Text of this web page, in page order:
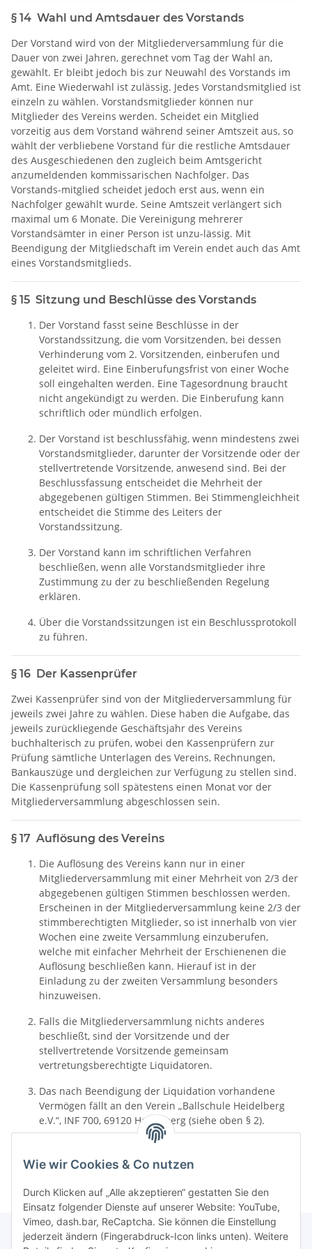
§ 14 Wahl und Amtsdauer des Vorstands
Der Vorstand wird von der Mitgliederversammlung für die
Dauer von zwei Jahren, gerechnet vom Tag der Wahl an,
gewählt. Er bleibt jedoch bis zur Neuwahl des Vorstands im
Amt. Eine Wiederwahl ist zulässig. Jedes Vorstandsmitglied ist
einzeln zu wählen. Vorstandsmitglieder können nur
Mitglieder des Vereins werden. Scheidet ein Mitglied
vorzeitig aus dem Vorstand während seiner Amtszeit aus, so
wählt der verbliebene Vorstand für die restliche Amtsdauer
des Ausgeschiedenen den zugleich beim Amtsgericht
anzumeldenden kommissarischen Nachfolger. Das
Vorstands-mitglied scheidet jedoch erst aus, wenn ein
Nachfolger gewählt wurde. Seine Amtszeit verlängert sich
maximal um 6 Monate. Die Vereinigung mehrerer
Vorstandsämter in einer Person ist unzu-lässig. Mit
Beendigung der Mitgliedschaft im Verein endet auch das Amt
eines Vorstandsmitglieds.
§ 15 Sitzung und Beschlüsse des Vorstands
Der Vorstand fasst seine Beschlüsse in der
Vorstandssitzung, die vom Vorsitzenden, bei dessen
Verhinderung vom 2. Vorsitzenden, einberufen und
geleitet wird. Eine Einberufungsfrist von einer Woche
soll eingehalten werden. Eine Tagesordnung braucht
nicht angekündigt zu werden. Die Einberufung kann
schriftlich oder mündlich erfolgen.
Der Vorstand ist beschlussfähig, wenn mindestens zwei
Vorstandsmitglieder, darunter der Vorsitzende oder der
stellvertretende Vorsitzende, anwesend sind. Bei der
Beschlussfassung entscheidet die Mehrheit der
abgegebenen gültigen Stimmen. Bei Stimmengleichheit
entscheidet die Stimme des Leiters der
Vorstandssitzung.
Der Vorstand kann im schriftlichen Verfahren
beschließen, wenn alle Vorstandsmitglieder ihre
Zustimmung zu der zu beschließenden Regelung
erklären.
Über die Vorstandssitzungen ist ein Beschlussprotokoll
zu führen.
§ 16 Der Kassenprüfer
Zwei Kassenprüfer sind von der Mitgliederversammlung für
jeweils zwei Jahre zu wählen. Diese haben die Aufgabe, das
jeweils zurückliegende Geschäftsjahr des Vereins
buchhalterisch zu prüfen, wobei den Kassenprüfern zur
Prüfung sämtliche Unterlagen des Vereins, Rechnungen,
Bankauszüge und dergleichen zur Verfügung zu stellen sind.
Die Kassenprüfung soll spätestens einen Monat vor der
Mitgliederversammlung abgeschlossen sein.
§ 17 Auflösung des Vereins
Die Auflösung des Vereins kann nur in einer
Mitgliederversammlung mit einer Mehrheit von 2/3 der
abgegebenen gültigen Stimmen beschlossen werden.
Erscheinen in der Mitgliederversammlung keine 2/3 der
stimmberechtigten Mitglieder, so ist innerhalb von vier
Wochen eine zweite Versammlung einzuberufen,
welche mit einfacher Mehrheit der Erschienenen die
Auflösung beschließen kann. Hierauf ist in der
Einladung zu der zweiten Versammlung besonders
hinzuweisen.
Falls die Mitgliederversammlung nichts anderes
beschließt, sind der Vorsitzende und der
stellvertretende Vorsitzende gemeinsam
vertretungsberechtigte Liquidatoren.
Das nach Beendigung der Liquidation vorhandene
Vermögen fällt an den Verein „Ballschule Heidelberg
e.V.“, INF 700, 69120 Heidelberg (siehe oben § 2).
Dies gilt entsprechend, wenn der Verein aus einem anderen
Grund aufgelöst wird oder seine Rechtsfähigkeit verliert.
Wie wir Cookies & Co nutzen
Durch Klicken auf „Alle akzeptieren“ gestatten Sie den
Einsatz folgender Dienste auf unserer Website: YouTube,
Vimeo, dash.bar, ReCaptcha. Sie können die Einstellung
jederzeit ändern (Fingerabdruck-Icon links unten). Weitere